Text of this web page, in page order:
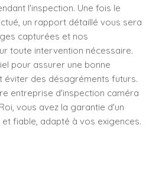
l'inspection. Une fois le
un rapport détaillé vous sera
capturées et nos
toute intervention nécessaire.
pour assurer une bonne
éviter des désagréments futurs.
entreprise d'inspection caméra
vous avez la garantie d'un
fiable, adapté à vos exigences.